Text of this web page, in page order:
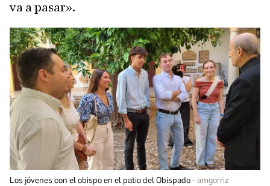
va a pasar».
Los jóvenes con el obispo en el patio del Obispado amgorriz